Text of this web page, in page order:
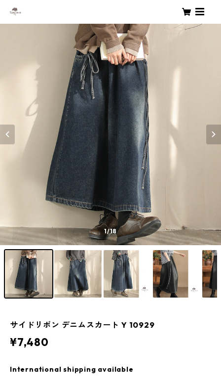
1/18
サイドリボン デニムスカート Y 10929
¥7,480
International shipping available